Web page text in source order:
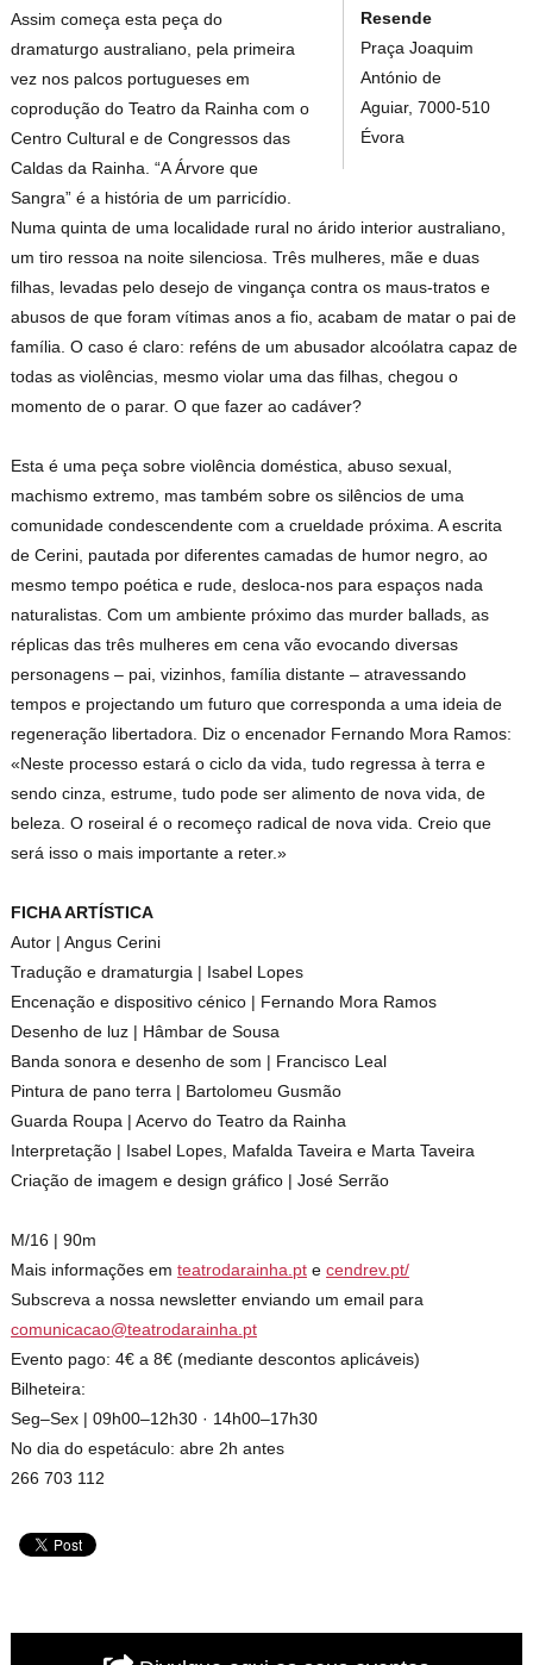
Resende
Praça Joaquim
António de
Aguiar, 7000-510
Évora
Assim começa esta peça do
dramaturgo australiano, pela primeira
vez nos palcos portugueses em
coprodução do Teatro da Rainha com o
Centro Cultural e de Congressos das
Caldas da Rainha. “A Árvore que
Sangra” é a história de um parricídio.
Numa quinta de uma localidade rural no árido interior australiano,
um tiro ressoa na noite silenciosa. Três mulheres, mãe e duas
filhas, levadas pelo desejo de vingança contra os maus-tratos e
abusos de que foram vítimas anos a fio, acabam de matar o pai de
família. O caso é claro: reféns de um abusador alcoólatra capaz de
todas as violências, mesmo violar uma das filhas, chegou o
momento de o parar. O que fazer ao cadáver?
Esta é uma peça sobre violência doméstica, abuso sexual,
machismo extremo, mas também sobre os silêncios de uma
comunidade condescendente com a crueldade próxima. A escrita
de Cerini, pautada por diferentes camadas de humor negro, ao
mesmo tempo poética e rude, desloca-nos para espaços nada
naturalistas. Com um ambiente próximo das murder ballads, as
réplicas das três mulheres em cena vão evocando diversas
personagens – pai, vizinhos, família distante – atravessando
tempos e projectando um futuro que corresponda a uma ideia de
regeneração libertadora. Diz o encenador Fernando Mora Ramos:
«Neste processo estará o ciclo da vida, tudo regressa à terra e
sendo cinza, estrume, tudo pode ser alimento de nova vida, de
beleza. O roseiral é o recomeço radical de nova vida. Creio que
será isso o mais importante a reter.»
FICHA ARTÍSTICA
Autor | Angus Cerini
Tradução e dramaturgia | Isabel Lopes
Encenação e dispositivo cénico | Fernando Mora Ramos
Desenho de luz | Hâmbar de Sousa
Banda sonora e desenho de som | Francisco Leal
Pintura de pano terra | Bartolomeu Gusmão
Guarda Roupa | Acervo do Teatro da Rainha
Interpretação | Isabel Lopes, Mafalda Taveira e Marta Taveira
Criação de imagem e design gráfico | José Serrão
M/16 | 90m
Mais informações emteatrodarainha.pt ecendrev.pt/
Subscreva a nossa newsletter enviando um email para
comunicacao@teatrodarainha.pt
Evento pago: 4€ a 8€ (mediante descontos aplicáveis)
Bilheteira:
Seg–Sex | 09h00–12h30 · 14h00–17h30
No dia do espetáculo: abre 2h antes
266 703 112